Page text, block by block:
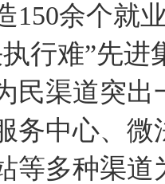
150余个就
行难”先进
渠道突出
务中心、
等多种渠